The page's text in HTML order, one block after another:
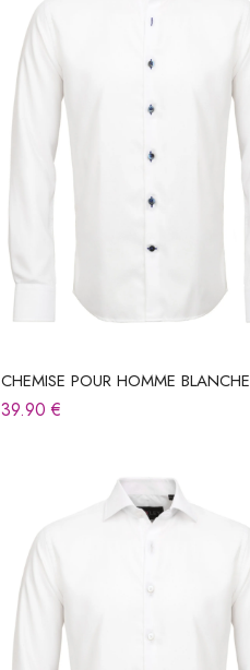
CHEMISE POUR HOMME BLANCHE
39.90€